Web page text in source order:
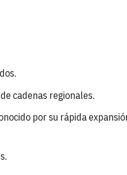
cadenas regionales.
por su rápida